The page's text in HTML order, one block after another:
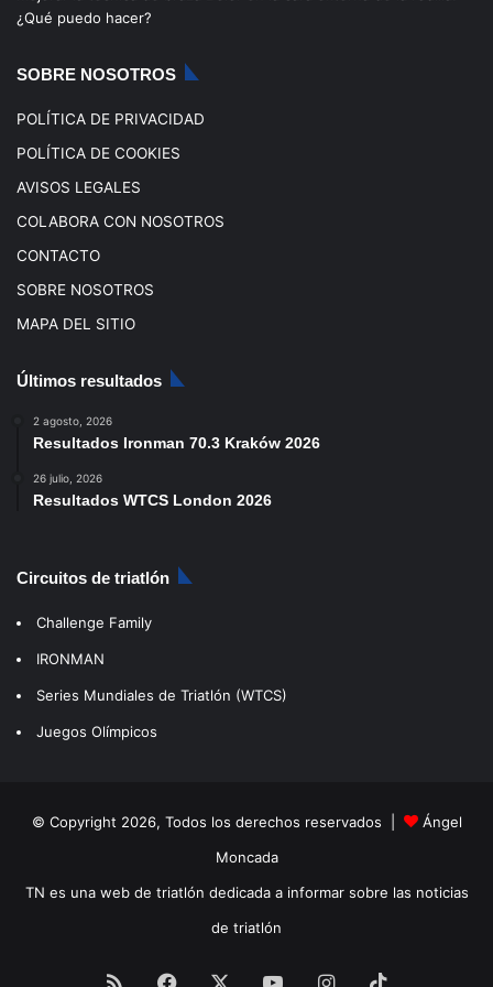
¿Qué puedo hacer?
SOBRE NOSOTROS
POLÍTICA DE PRIVACIDAD
POLÍTICA DE COOKIES
AVISOS LEGALES
COLABORA CON NOSOTROS
CONTACTO
SOBRE NOSOTROS
MAPA DEL SITIO
Últimos resultados
2 agosto, 2026
Resultados Ironman 70.3 Kraków 2026
26 julio, 2026
Resultados WTCS London 2026
Circuitos de triatlón
Challenge Family
IRONMAN
Series Mundiales de Triatlón (WTCS)
Juegos Olímpicos
© Copyright 2026, Todos los derechos reservados |
Ángel
Moncada
TN es una web de triatlón dedicada a informar sobre las noticias
de triatlón
RSS Facebook YouTubeInstagram